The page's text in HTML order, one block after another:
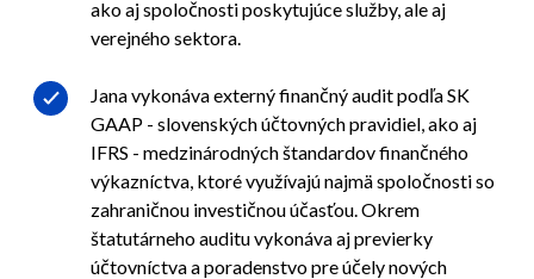
ako aj spoločnosti poskytujúce služby, ale aj
verejného sektora.
Jana vykonáva externý finančný audit podľa SK
GAAP - slovenských účtovných pravidiel, ako aj
IFRS - medzinárodných štandardov finančného
výkazníctva, ktoré využívajú najmä spoločnosti so
zahraničnou investičnou účasťou. Okrem
štatutárneho auditu vykonáva aj previerky
účtovníctva a poradenstvo pre účely nových